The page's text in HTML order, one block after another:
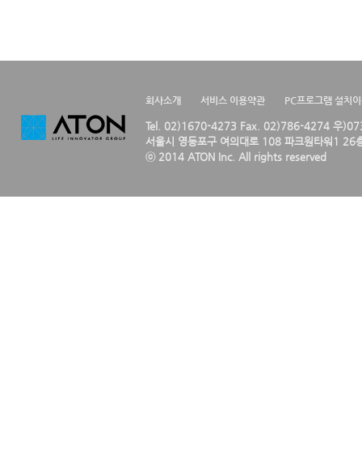
회사소개 서비스 이용약관 PC프로그램 설치
Tel. 02)1670-4273 Fax. 02)786-4274 우
서울시 영등포구 여의대로 108 파크원타워1 26
ⓒ 2014 ATON Inc. All rights reserved